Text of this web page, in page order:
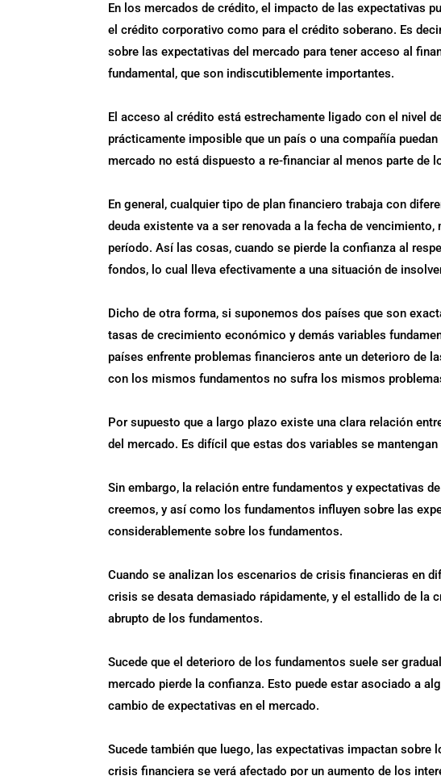
En los mercados de crédito, el impacto de las expectativas
el crédito corporativo como para el crédito soberano. Es
sobre las expectativas del mercado para tener acceso al
fundamental, que son indiscutiblemente importantes.
El acceso al crédito está estrechamente ligado con el nivel
prácticamente imposible que un país o una compañía
mercado no está dispuesto a re-financiar al menos parte de
En general, cualquier tipo de plan financiero trabaja con
deuda existente va a ser renovada a la fecha de
período. Así las cosas, cuando se pierde la confianza al
fondos, lo cual lleva efectivamente a una situación de
Dicho de otra forma, si suponemos dos países que son
tasas de crecimiento económico y demás variables
países enfrente problemas financieros ante un deterioro de
con los mismos fundamentos no sufra los mismos
Por supuesto que a largo plazo existe una clara relación
del mercado. Es difícil que estas dos variables se
Sin embargo, la relación entre fundamentos y expectativas
creemos, y así como los fundamentos influyen sobre las
considerablemente sobre los fundamentos.
Cuando se analizan los escenarios de crisis financieras en
crisis se desata demasiado rápidamente, y el estallido de la
abrupto de los fundamentos.
Sucede que el deterioro de los fundamentos suele ser
mercado pierde la confianza. Esto puede estar asociado a
cambio de expectativas en el mercado.
Sucede también que luego, las expectativas impactan sobre
crisis financiera se verá afectado por un aumento de los